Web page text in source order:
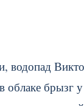
водопад
облаке брызг у